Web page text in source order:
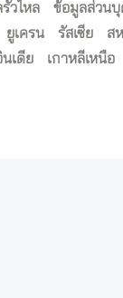
วไหล ข้อมูลส่วน
ยูเครน รัสเซีย
ส
นเดีย เกาหลีเหนือ